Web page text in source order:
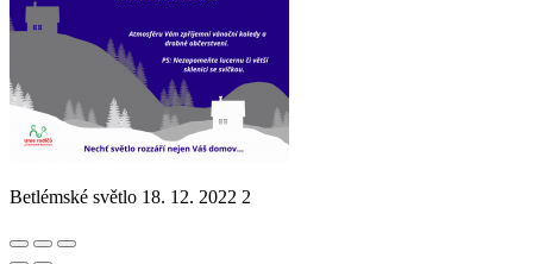
Betlémské světlo 18. 12. 2022 2